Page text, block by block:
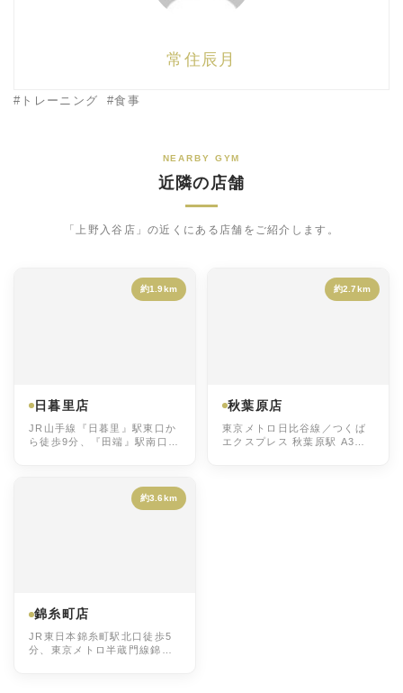
常住辰月
トレーニング 食事
NEARBY GYM
近隣の店舗
「上野入谷店」の近くにある店舗をご紹介します。
約1.9km
日暮里店
JR山手線『日暮里』駅東口か
ら徒歩9分、『田端』駅南口か
『西日暮里』駅 徒歩1分 日暮
里舎人ライナー『西日暮里』
約2.7km
秋葉原店
東京メトロ日比谷線／つくば
エクスプレス 秋葉原駅 A3出
約3.6km
錦糸町店
JR東日本錦糸町駅北口徒歩5
分、東京メトロ半蔵門線錦糸